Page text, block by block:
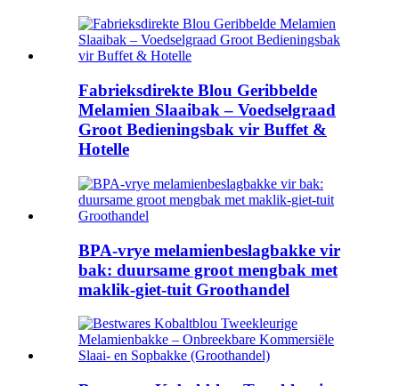
Fabrieksdirekte Blou Geribbelde
Melamien Slaaibak – Voedselgraad
Groot Bedieningsbak vir Buffet &
Hotelle
BPA-vrye melamienbeslagbakke vir
bak: duursame groot mengbak met
maklik-giet-tuit Groothandel